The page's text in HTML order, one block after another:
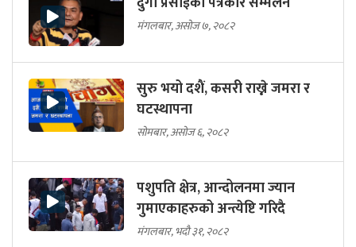
मंगलबार, असोज ७, २०८२
सुरु भयो दशैं, कसरी राख्ने जमरा र
घटस्थापना
सोमबार, असोज ६, २०८२
पशुपति क्षेत्र, आन्दोलनमा ज्यान
गुमाएकाहरुको अन्त्येष्टि गरिदै
मंगलबार, भदौ ३१, २०८२